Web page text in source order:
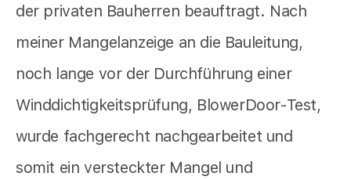
der privaten Bauherren beauftragt. Nach
meiner Mangelanzeige an die Bauleitung,
noch lange vor der Durchführung einer
Winddichtigkeitsprüfung, BlowerDoor-Test,
wurde fachgerecht nachgearbeitet und
somit ein versteckter Mangel und